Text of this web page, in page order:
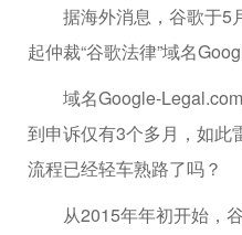
据海外消息，谷歌于5
起仲裁“谷歌法律”域名
域名Google-Legal.com
到申诉仅有3个多月，如此
流程已经轻车熟路了吗？
从2015年年初开始，谷